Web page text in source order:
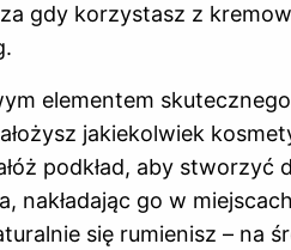
gdy korzystasz z
elementem
jakiekolwiek
podkład, aby stworzyć
nakładając go w
się rumienisz – na